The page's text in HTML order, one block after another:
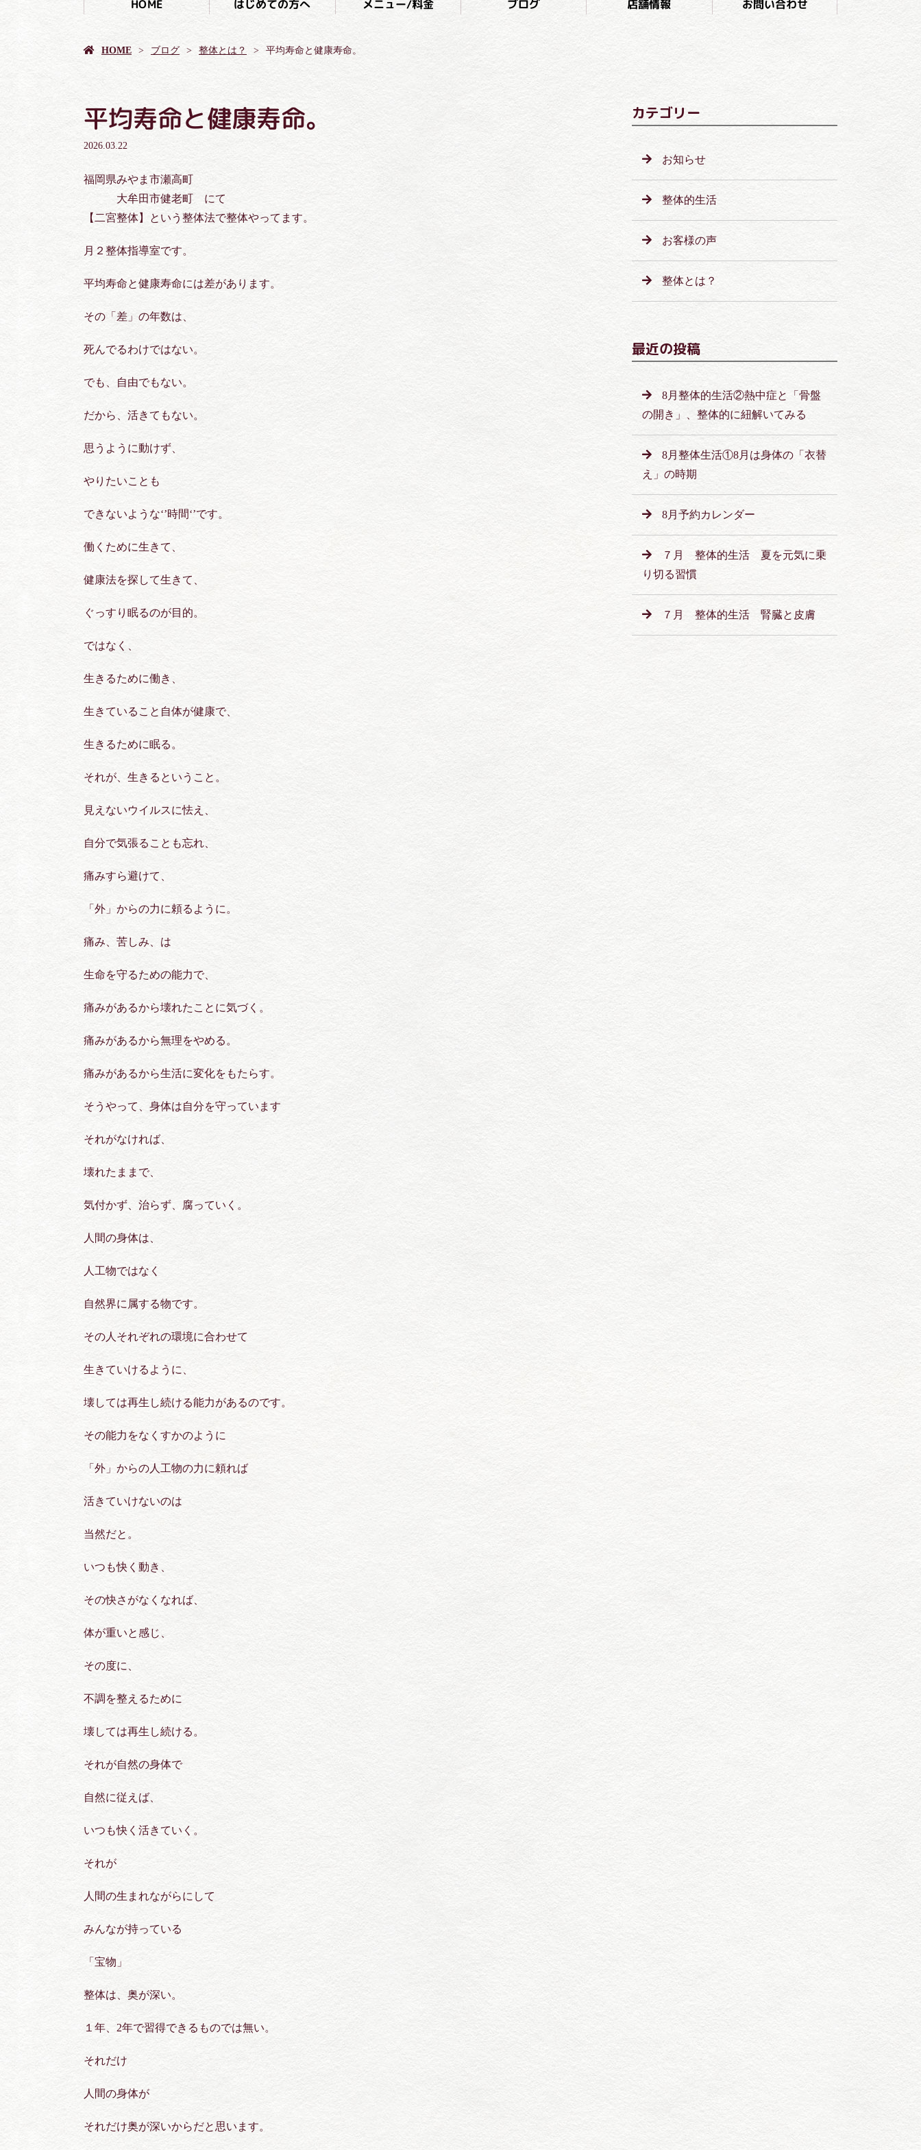
HOME はじめての方へ メニュー/料金 ブログ 店舗情報 お問い合わせ
HOME ブログ 整体とは？ 平均寿命と健康寿命。
平均寿命と健康寿命。
2026.03.22
福岡県みやま市瀬高町
大牟田市健老町 にて
【二宮整体】という整体法で整体やってます。
月２整体指導室です。
平均寿命と健康寿命には差があります。
その「差」の年数は、
死んでるわけではない。
でも、自由でもない。
だから、活きてもない。
思うように動けず、
やりたいことも
できないような‘’時間‘’です。
働くために生きて、
健康法を探して生きて、
ぐっすり眠るのが目的。
ではなく、
生きるために働き、
生きていること自体が健康で、
生きるために眠る。
それが、生きるということ。
見えないウイルスに怯え、
自分で気張ることも忘れ、
痛みすら避けて、
「外」からの力に頼るように。
痛み、苦しみ、は
生命を守るための能力で、
痛みがあるから壊れたことに気づく。
痛みがあるから無理をやめる。
痛みがあるから生活に変化をもたらす。
そうやって、身体は自分を守っています
それがなければ、
壊れたままで、
気付かず、治らず、腐っていく。
人間の身体は、
人工物ではなく
自然界に属する物です。
その人それぞれの環境に合わせて
生きていけるように、
壊しては再生し続ける能力があるのです。
その能力をなくすかのように
「外」からの人工物の力に頼れば
活きていけないのは
当然だと。
いつも快く動き、
その快さがなくなれば、
体が重いと感じ、
その度に、
不調を整えるために
壊しては再生し続ける。
それが自然の身体で
自然に従えば、
いつも快く活きていく。
それが
人間の生まれながらにして
みんなが持っている
「宝物」
整体は、奥が深い。
１年、2年で習得できるものでは無い。
それだけ
人間の身体が
それだけ奥が深いからだと思います。
カテゴリー
お知らせ
整体的生活
お客様の声
整体とは？
最近の投稿
8月整体的生活②熱中症と「骨盤
の開き」、整体的に紐解いてみる
8月整体生活①8月は身体の「衣替
え」の時期
8月予約カレンダー
７月 整体的生活 夏を元気に乗
り切る習慣
７月 整体的生活 腎臓と皮膚